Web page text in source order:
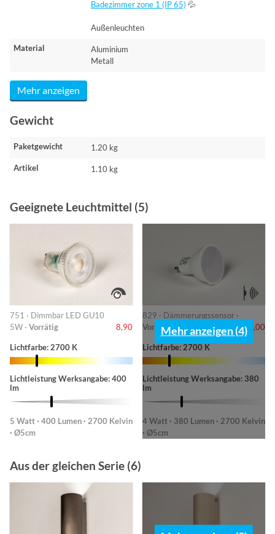
Badezimmer zone 1 (IP 65) 💦
Außenleuchten
Material
Aluminium
Metall
Mehr anzeigen
Gewicht
Paketgewicht 1.20 kg
Artikel 1.10 kg
Geeignete Leuchtmittel (5)
751 · Dimmbar LED GU10
5W · Vorrätig 8,90
Lichtfarbe: 2700 K
Lichtleistung Werksangabe: 400
lm
5 Watt · 400 Lumen · 2700 Kelvin
· Ø5cm
829 · Dämmerungssensor ·
Vorrätig
10,00
Lichtfarbe: 2700 K
Lichtleistung Werksangabe: 380
lm
4 Watt · 380 Lumen · 2700 Kelvin
· Ø5cm
Mehr anzeigen (4)
Aus der gleichen Serie (6)